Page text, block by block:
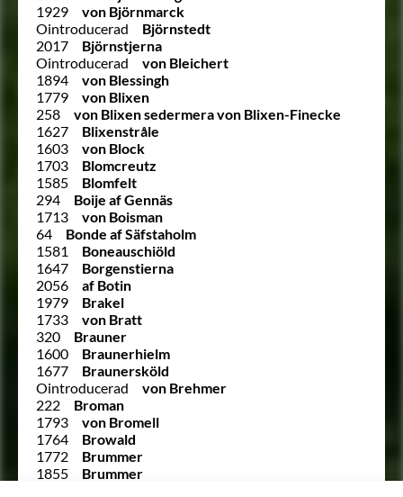
1929
von Björnmarck
Ointroducerad
Björnstedt
2017
Björnstjerna
Ointroducerad
von Bleichert
1894
von Blessingh
1779
von Blixen
258
von Blixen sedermera von Blixen-Finecke
1627
Blixenstråle
1603
von Block
1703
Blomcreutz
1585
Blomfelt
294
Boije af Gennäs
1713
von Boisman
64
Bonde af Säfstaholm
1581
Boneauschiöld
1647
Borgenstierna
2056
af Botin
1979
Brakel
1733
von Bratt
320
Brauner
1600
Braunerhielm
1677
Braunersköld
Ointroducerad
von Brehmer
222
Broman
1793
von Bromell
1764
Browald
1772
Brummer
1855
Brummer